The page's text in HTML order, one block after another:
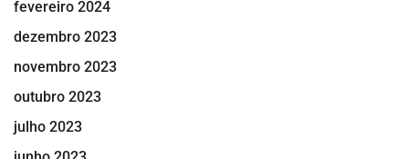
fevereiro 2024
dezembro 2023
novembro 2023
outubro 2023
julho 2023